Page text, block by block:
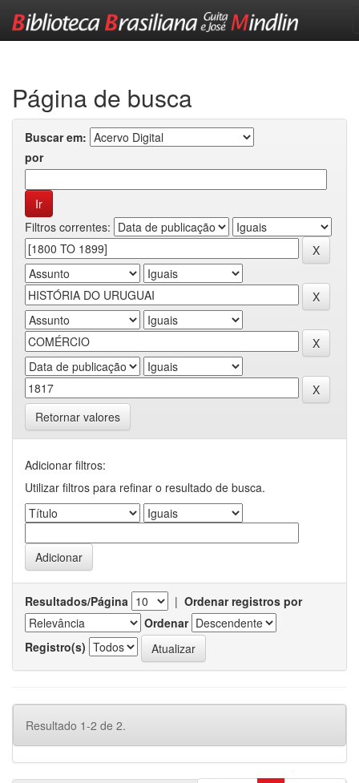
Página de busca
Buscar em:
por
Filtros correntes:
Retornar valores
Adicionar filtros:
Utilizar filtros para refinar o resultado de busca.
Resultados/Página | Ordenar registros por
Ordenar
Registro(s)
Resultado 1-2 de 2.